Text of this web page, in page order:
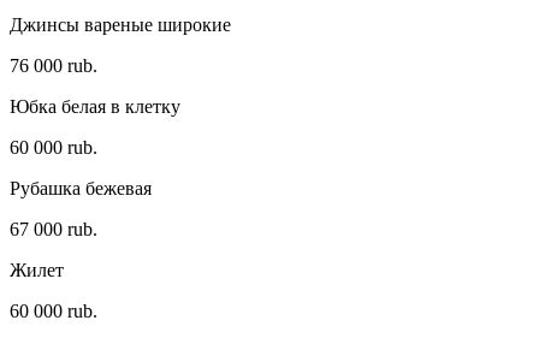
Джинсы вареные широкие
76 000 rub.
Юбка белая в клетку
60 000 rub.
Рубашка бежевая
67 000 rub.
Жилет
60 000 rub.